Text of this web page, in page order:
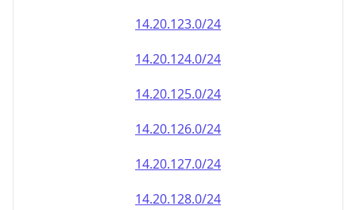
14.20.123.0/24
14.20.124.0/24
14.20.125.0/24
14.20.126.0/24
14.20.127.0/24
14.20.128.0/24